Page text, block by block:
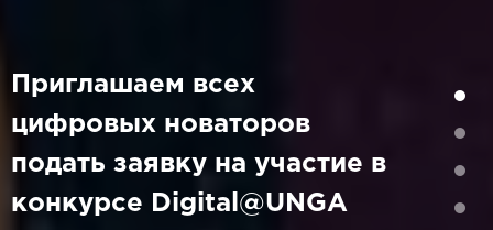
Приглашаем всех
цифровых новаторов
подать заявку на участие в
конкурсе Digital@UNGA